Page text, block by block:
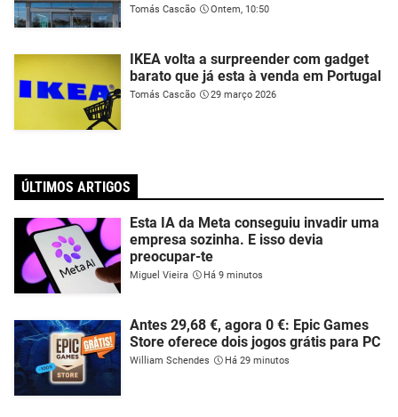
Tomás Cascão Ontem, 10:50
IKEA volta a surpreender com gadget
barato que já esta à venda em Portugal
Tomás Cascão 29 março 2026
ÚLTIMOS ARTIGOS
Esta IA da Meta conseguiu invadir uma
empresa sozinha. E isso devia
preocupar-te
Miguel Vieira Há 9 minutos
Antes 29,68 €, agora 0 €: Epic Games
Store oferece dois jogos grátis para PC
William Schendes Há 29 minutos